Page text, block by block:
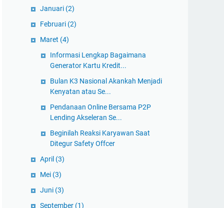
Januari (2)
Februari (2)
Maret (4)
Informasi Lengkap Bagaimana
Generator Kartu Kredit...
Bulan K3 Nasional Akankah Menjadi
Kenyatan atau Se...
Pendanaan Online Bersama P2P
Lending Akseleran Se...
Beginilah Reaksi Karyawan Saat
Ditegur Safety Offcer
April (3)
Mei (3)
Juni (3)
September (1)